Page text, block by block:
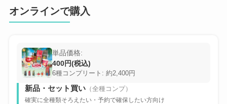
オンラインで購入
単品価格:
400円(税込)
6種コンプリート: 約2,400円
新品・セット買い（全種コンプ）
確実に全種類そろえたい・予約で確保したい方向け